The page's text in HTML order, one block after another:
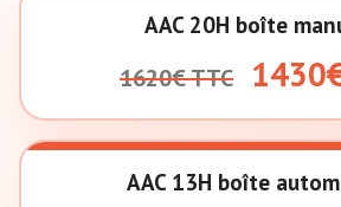
AAC 20H boîte
1620€ TTC
AAC 13H boîte